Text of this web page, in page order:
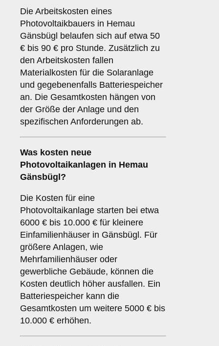
Die Arbeitskosten eines
Photovoltaikbauers in Hemau
Gänsbügl belaufen sich auf etwa 50
€ bis 90 € pro Stunde. Zusätzlich zu
den Arbeitskosten fallen
Materialkosten für die Solaranlage
und gegebenenfalls Batteriespeicher
an. Die Gesamtkosten hängen von
der Größe der Anlage und den
spezifischen Anforderungen ab.
Was kosten neue
Photovoltaikanlagen in Hemau
Gänsbügl?
Die Kosten für eine
Photovoltaikanlage starten bei etwa
6000 € bis 10.000 € für kleinere
Einfamilienhäuser in Gänsbügl. Für
größere Anlagen, wie
Mehrfamilienhäuser oder
gewerbliche Gebäude, können die
Kosten deutlich höher ausfallen. Ein
Batteriespeicher kann die
Gesamtkosten um weitere 5000 € bis
10.000 € erhöhen.